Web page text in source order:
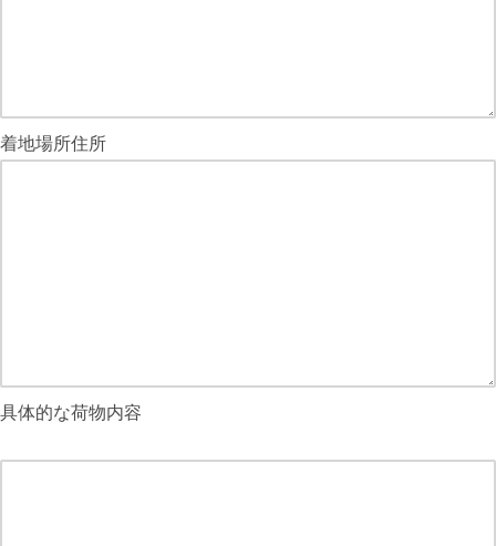
着地場所住所
具体的な荷物内容